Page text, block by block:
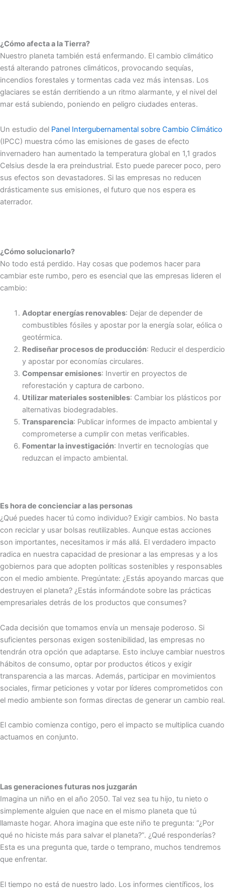
¿Cómo afecta a la Tierra?
Nuestro planeta también está enfermando. El cambio climático
está alterando patrones climáticos, provocando sequías,
incendios forestales y tormentas cada vez más intensas. Los
glaciares se están derritiendo a un ritmo alarmante, y el nivel del
mar está subiendo, poniendo en peligro ciudades enteras.
Un estudio del Panel Intergubernamental sobre Cambio Climático
(IPCC) muestra cómo las emisiones de gases de efecto
invernadero han aumentado la temperatura global en 1,1 grados
Celsius desde la era preindustrial. Esto puede parecer poco, pero
sus efectos son devastadores. Si las empresas no reducen
drásticamente sus emisiones, el futuro que nos espera es
aterrador.
¿Cómo solucionarlo?
No todo está perdido. Hay cosas que podemos hacer para
cambiar este rumbo, pero es esencial que las empresas lideren el
cambio:
Adoptar energías renovables: Dejar de depender de
combustibles fósiles y apostar por la energía solar, eólica o
geotérmica.
Rediseñar procesos de producción: Reducir el desperdicio
y apostar por economías circulares.
Compensar emisiones: Invertir en proyectos de
reforestación y captura de carbono.
Utilizar materiales sostenibles: Cambiar los plásticos por
alternativas biodegradables.
Transparencia: Publicar informes de impacto ambiental y
comprometerse a cumplir con metas verificables.
Fomentar la investigación: Invertir en tecnologías que
reduzcan el impacto ambiental.
Es hora de concienciar a las personas
¿Qué puedes hacer tú como individuo? Exigir cambios. No basta
con reciclar y usar bolsas reutilizables. Aunque estas acciones
son importantes, necesitamos ir más allá. El verdadero impacto
radica en nuestra capacidad de presionar a las empresas y a los
gobiernos para que adopten políticas sostenibles y responsables
con el medio ambiente. Pregúntate: ¿Estás apoyando marcas que
destruyen el planeta? ¿Estás informándote sobre las prácticas
empresariales detrás de los productos que consumes?
Cada decisión que tomamos envía un mensaje poderoso. Si
suficientes personas exigen sostenibilidad, las empresas no
tendrán otra opción que adaptarse. Esto incluye cambiar nuestros
hábitos de consumo, optar por productos éticos y exigir
transparencia a las marcas. Además, participar en movimientos
sociales, firmar peticiones y votar por líderes comprometidos con
el medio ambiente son formas directas de generar un cambio real.
El cambio comienza contigo, pero el impacto se multiplica cuando
actuamos en conjunto.
Las generaciones futuras nos juzgarán
Imagina un niño en el año 2050. Tal vez sea tu hijo, tu nieto o
simplemente alguien que nace en el mismo planeta que tú
llamaste hogar. Ahora imagina que este niño te pregunta: “¿Por
qué no hiciste más para salvar el planeta?”. ¿Qué responderías?
Esta es una pregunta que, tarde o temprano, muchos tendremos
que enfrentar.
El tiempo no está de nuestro lado. Los informes científicos, los